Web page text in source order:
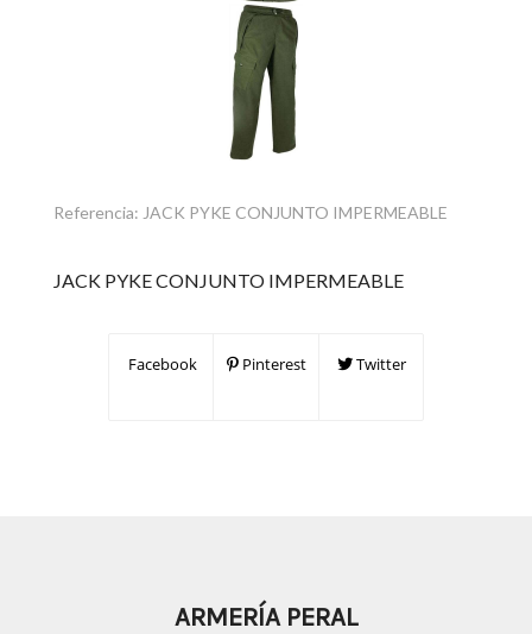
Referencia: JACK PYKE CONJUNTO IMPERMEABLE
JACK PYKE CONJUNTO IMPERMEABLE
Facebook Pinterest Twitter
ARMERÍA PERAL